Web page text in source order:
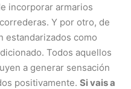
incorporar armarios
Y por otro, de
estandarizados como
Todos aquellos
a generar sensación
positivamente. Si vais a